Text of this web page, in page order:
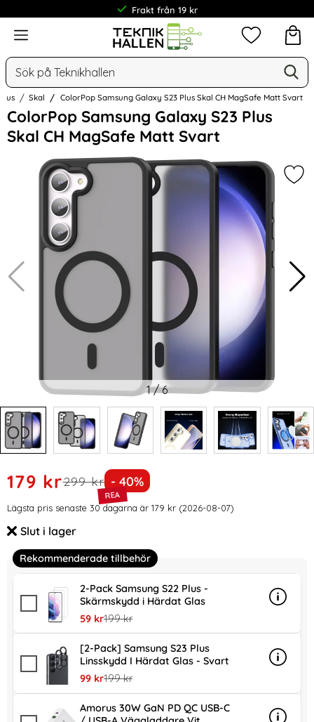
Frakt från 19 kr
Meny
Sök
Mina
Skal ColorPop Samsung Galaxy S23 Plus Skal CH MagSafe Matt Svart
ColorPop Samsung Galaxy S23 Plus
Skal CH MagSafe Matt Svart
Hoppa
över
Bilder
1/6
Handla denna produkt ColorPop Samsung Galaxy S23
rea pris
179 krtidigare pris
299 kr Priset är nedsatt med
- 40%
Prishistorik
Lägsta pris senaste 30 dagarna är 179 kr (2026-08-07)
Tillgänglighet:
Slut i lager
Rekommenderade tillbehör
2-Pack Samsung S22 Plus -
Skärmskydd i Härdat Glas
rea pris
59 krtidigare pris
199 kr
Info
mer
[2-Pack] Samsung S23 Plus
Linsskydd I Härdat Glas - Svart
rea pris
99 krtidigare pris
199 kr
Info
mer
Amorus 30W GaN PD QC USB-C